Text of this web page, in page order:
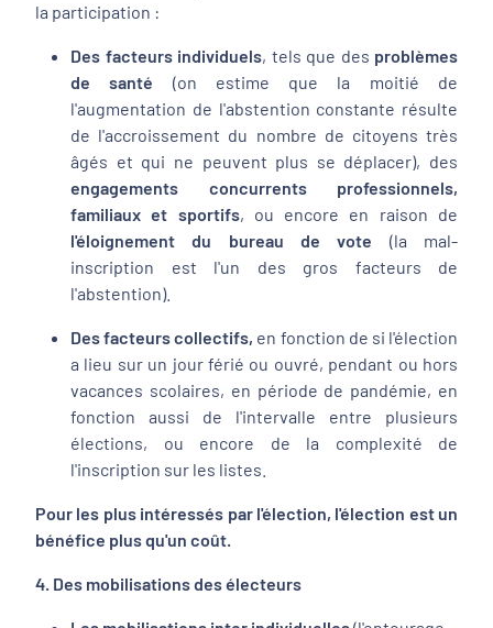
la participation :
Des facteurs individuels, tels que des problèmes
de santé (on estime que la moitié de
l'augmentation de l'abstention constante résulte
de l'accroissement du nombre de citoyens très
âgés et qui ne peuvent plus se déplacer), des
engagements concurrents professionnels,
familiaux et sportifs, ou encore en raison de
l'éloignement du bureau de vote (la mal-
inscription est l'un des gros facteurs de
l'abstention).
Des facteurs collectifs, en fonction de si l'élection
a lieu sur un jour férié ou ouvré, pendant ou hors
vacances scolaires, en période de pandémie, en
fonction aussi de l'intervalle entre plusieurs
élections, ou encore de la complexité de
l'inscription sur les listes.
Pour les plus intéressés par l'élection, l'élection est un
bénéfice plus qu'un coût.
4. Des mobilisations des électeurs